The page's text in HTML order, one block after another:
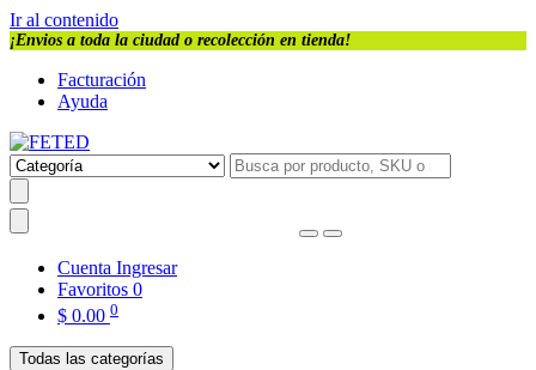
Ir al contenido
¡Envios a toda la ciudad o recolección en tienda!
Facturación
Ayuda
Cuenta Ingresar
Favoritos 0
$ 0.00 0
Todas las categorías